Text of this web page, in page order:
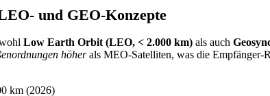
und GEO-Konzepte
Low Earth Orbit (LEO, < 2.000 km) als auch
höherals MEO-Satelliten, was die Empfänger-
km (2026)